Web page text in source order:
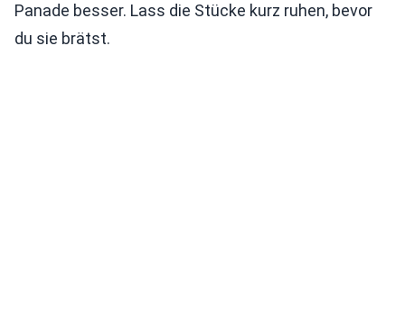
Panade besser. Lass die Stücke kurz ruhen, bevor
du sie brätst.